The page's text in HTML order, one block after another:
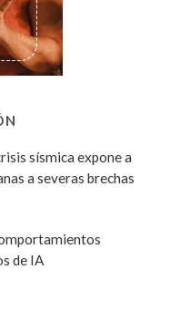
sísmica expone a
a severas brechas
de IA